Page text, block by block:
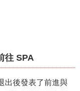
往 SPA
出後發表了前進與